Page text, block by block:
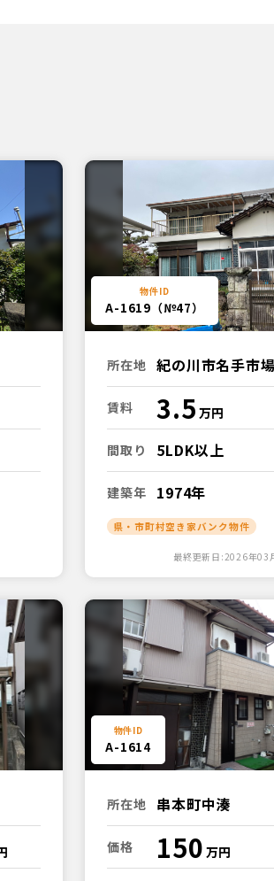
A-1619（№47）
所在地 紀の川市名手市場
賃料 3.5
間取り 5LDK以上
建築年 1974年
県・市町村空き家バンク物件
最終更新日:2026年03
A-1614
所在地 串本町中湊
価格 150